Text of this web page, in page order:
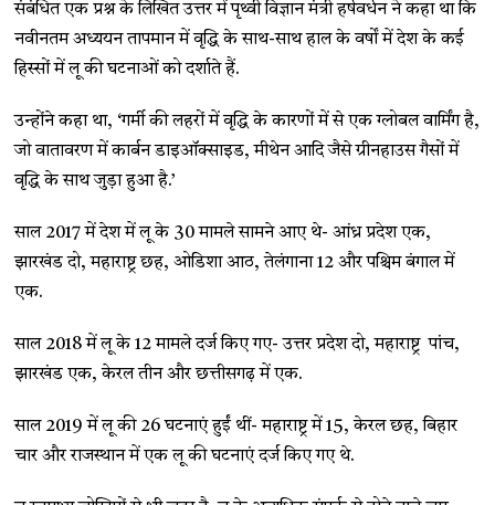
संबंधित एक प्रश्न के लिखित उत्तर में पृथ्वी विज्ञान मंत्री हर्षवर्धन ने कहा था कि
नवीनतम अध्ययन तापमान में वृद्धि के साथ-साथ हाल के वर्षों में देश के कई
हिस्सों में लू की घटनाओं को दर्शाते हैं.
उन्होंने कहा था, ‘गर्मी की लहरों में वृद्धि के कारणों में से एक ग्लोबल वार्मिंग है,
जो वातावरण में कार्बन डाइऑक्साइड, मीथेन आदि जैसे ग्रीनहाउस गैसों में
वृद्धि के साथ जुड़ा हुआ है.’
साल 2017 में देश में लू के 30 मामले सामने आए थे- आंध्र प्रदेश एक,
झारखंड दो, महाराष्ट्र छह, ओडिशा आठ, तेलंगाना 12 और पश्चिम बंगाल में
एक.
साल 2018 में लू के 12 मामले दर्ज किए गए- उत्तर प्रदेश दो, महाराष्ट्र पांच,
झारखंड एक, केरल तीन और छत्तीसगढ़ में एक.
साल 2019 में लू की 26 घटनाएं हुईं थीं- महाराष्ट्र में 15, केरल छह, बिहार
चार और राजस्थान में एक लू की घटनाएं दर्ज किए गए थे.